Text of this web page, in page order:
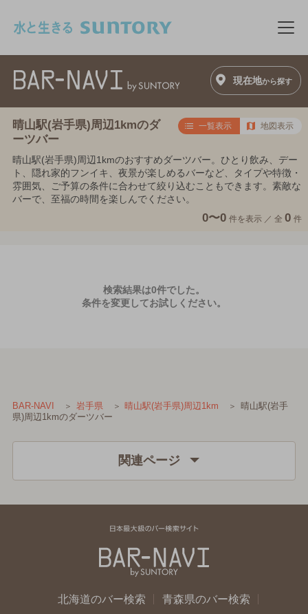
メ
現在地から探す
晴山駅(岩手県)周辺1kmのダ
ーツバー
一覧表示 地図表示
晴山駅(岩手県)周辺1kmのおすすめダーツバー。ひとり飲み、デー
ト、隠れ家的フンイキ、夜景が楽しめるバーなど、タイプや特徴・
雰囲気、ご予算の条件に合わせて絞り込むこともできます。素敵な
バーで、至福の時間を楽しんでください。
0〜0 件を表示 ／ 全 0 件
検索結果は0件でした。
条件を変更してお試しください。
BAR-NAVI 岩手県 晴山駅(岩手県)周辺1km
晴山駅(岩手
県)周辺1kmのダーツバー
関連ページ
北海道のバー検索
青森県のバー検索